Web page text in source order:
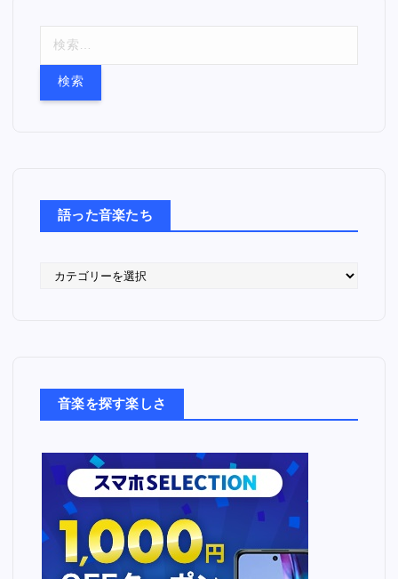
語った音楽たち
音楽を探す楽しさ